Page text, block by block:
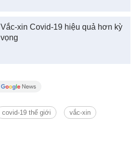
Vắc-xin Covid-19 hiệu quả hơn kỳ
vọng
covid-19 thế giới vắc-xin